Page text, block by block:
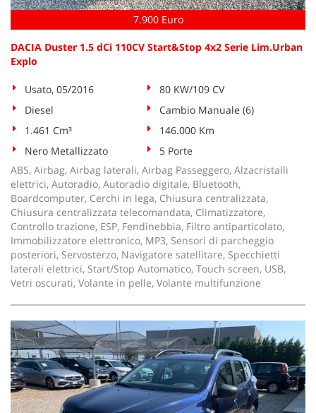
7.900 Euro
DACIA Duster 1.5 dCi 110CV Start&Stop 4x2 Serie Lim.Urban
Explo
Usato, 05/2016
80 KW/109 CV
Diesel
Cambio Manuale (6)
1.461 Cm³
146.000 Km
Nero Metallizzato
5 Porte
ABS, Airbag, Airbag laterali, Airbag Passeggero, Alzacristalli
elettrici, Autoradio, Autoradio digitale, Bluetooth,
Boardcomputer, Cerchi in lega, Chiusura centralizzata,
Chiusura centralizzata telecomandata, Climatizzatore,
Controllo trazione, ESP, Fendinebbia, Filtro antiparticolato,
Immobilizzatore elettronico, MP3, Sensori di parcheggio
posteriori, Servosterzo, Navigatore satellitare, Specchietti
laterali elettrici, Start/Stop Automatico, Touch screen, USB,
Vetri oscurati, Volante in pelle, Volante multifunzione